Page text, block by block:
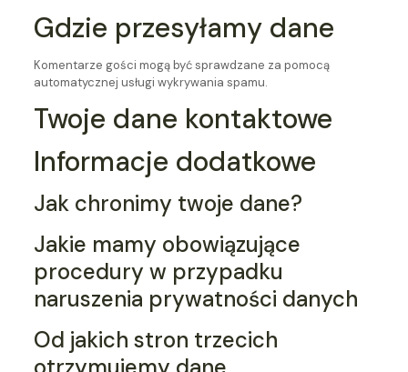
Gdzie przesyłamy dane
Komentarze gości mogą być sprawdzane za pomocą
automatycznej usługi wykrywania spamu.
Twoje dane kontaktowe
Informacje dodatkowe
Jak chronimy twoje dane?
Jakie mamy obowiązujące
procedury w przypadku
naruszenia prywatności danych
Od jakich stron trzecich